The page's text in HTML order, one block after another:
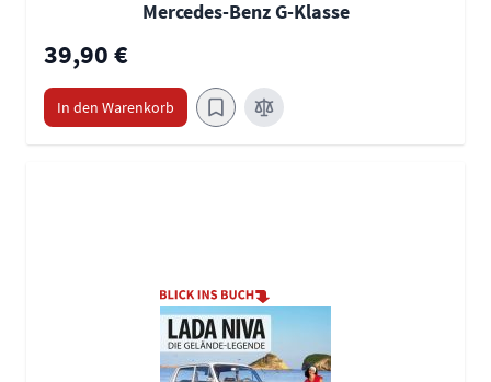
Mercedes-Benz G-Klasse
39,90 €
In den Warenkorb